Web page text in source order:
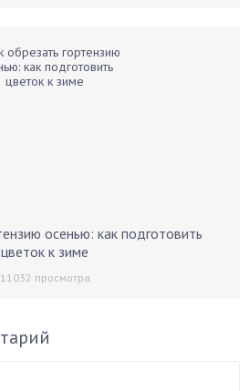
осенью: как подготовить
цветок к зиме
11032 просмотра